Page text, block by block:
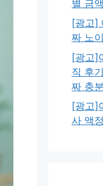
별 금
[광고]
짜 노
[광고]
직 후
짜 충
[광고]
사 액